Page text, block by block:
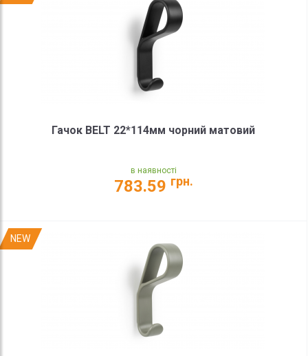
Гачок BELT 22*114мм чорний матовий
в наявності
783.59 грн.
NEW